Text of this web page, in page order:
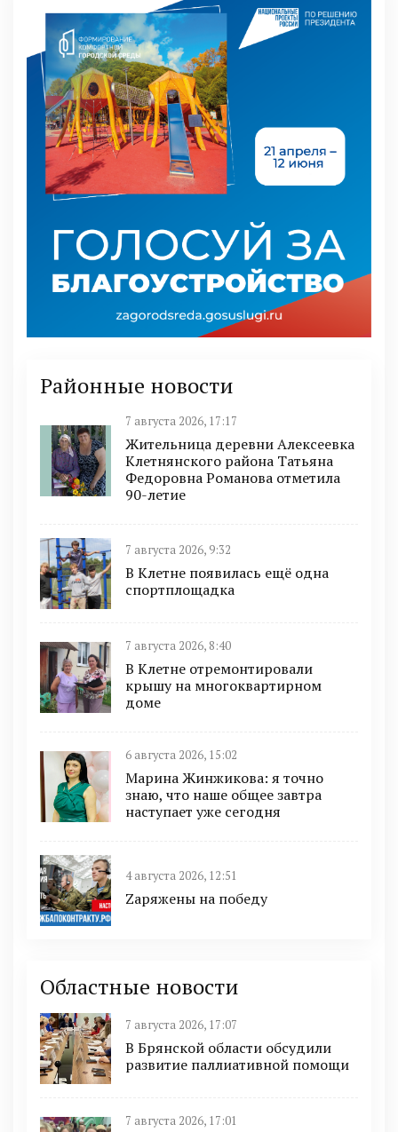
Районные новости
7 августа 2026, 17:17
Жительница деревни Алексеевка
Клетнянского района Татьяна
Федоровна Романова отметила
90-летие
7 августа 2026, 9:32
В Клетне появилась ещё одна
спортплощадка
7 августа 2026, 8:40
В Клетне отремонтировали
крышу на многоквартирном
доме
6 августа 2026, 15:02
Марина Жинжикова: я точно
знаю, что наше общее завтра
наступает уже сегодня
4 августа 2026, 12:51
Zаряжены на победу
Областные новости
7 августа 2026, 17:07
В Брянской области обсудили
развитие паллиативной помощи
7 августа 2026, 17:01